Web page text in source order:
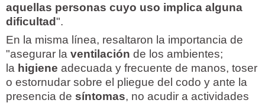
aquellas personas cuyo uso implica alguna
dificultad".
En la misma línea, resaltaron la importancia de
"asegurar la ventilación de los ambientes;
la higiene adecuada y frecuente de manos, toser
o estornudar sobre el pliegue del codo y ante la
presencia de síntomas, no acudir a actividades